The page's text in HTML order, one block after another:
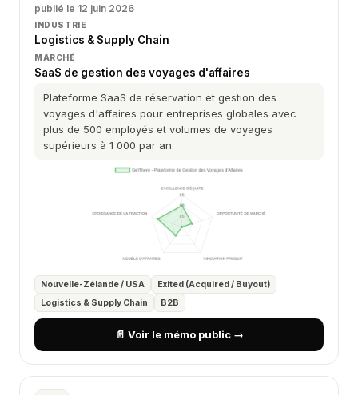
publié le 12 juin 2026
INDUSTRIE
Logistics & Supply Chain
MARCHÉ
SaaS de gestion des voyages d'affaires
Plateforme SaaS de réservation et gestion des
voyages d'affaires pour entreprises globales avec
plus de 500 employés et volumes de voyages
supérieurs à 1 000 par an.
Nouvelle-Zélande / USA
Exited (Acquired / Buyout)
Logistics & Supply Chain
B2B
📄 Voir le mémo public →